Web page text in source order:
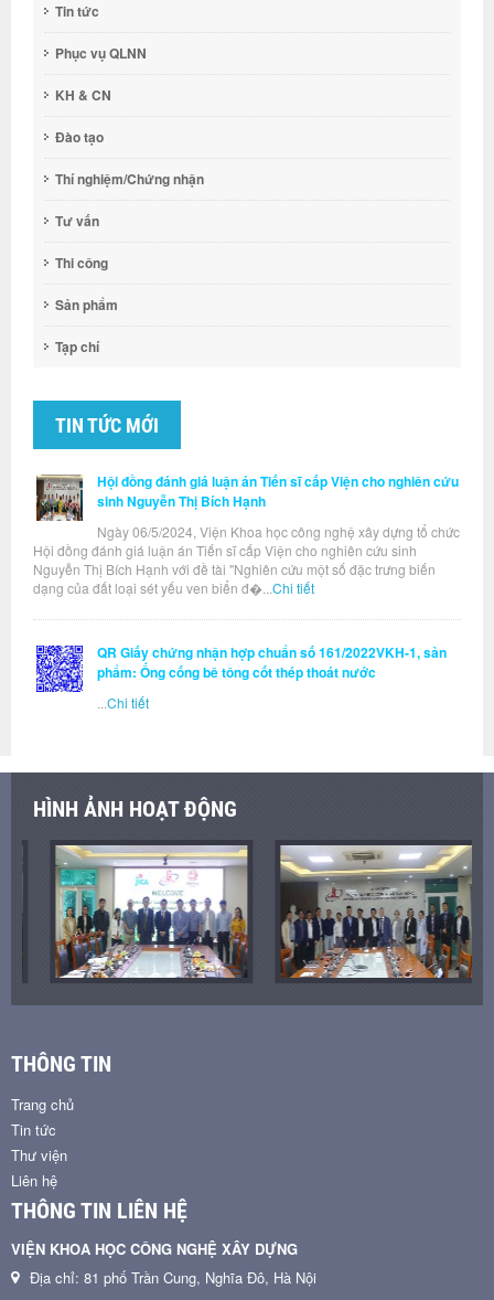
Tin tức
Phục vụ QLNN
KH & CN
Đào tạo
Thí nghiệm/Chứng nhận
Tư vấn
Thi công
Sản phẩm
Tạp chí
TIN TỨC MỚI
Hội đồng đánh giá luận án Tiến sĩ cấp Viện cho nghiên cứu
sinh Nguyễn Thị Bích Hạnh
Ngày 06/5/2024, Viện Khoa học công nghệ xây dựng tổ chức
Hội đồng đánh giá luận án Tiến sĩ cấp Viện cho nghiên cứu sinh
Nguyễn Thị Bích Hạnh với đề tài "Nghiên cứu một số đặc trưng biến
dạng của đất loại sét yếu ven biển đ�... Chi tiết
QR Giấy chứng nhận hợp chuẩn số 161/2022VKH-1, sản
phẩm: Ống cống bê tông cốt thép thoát nước
Chi tiết
HÌNH ẢNH HOẠT ĐỘNG
THÔNG TIN
Trang chủ
Tin tức
Thư viện
Liên hệ
THÔNG TIN LIÊN HỆ
VIỆN KHOA HỌC CÔNG NGHỆ XÂY DỰNG
Địa chỉ: 81 phố Trần Cung, Nghĩa Đô, Hà Nội